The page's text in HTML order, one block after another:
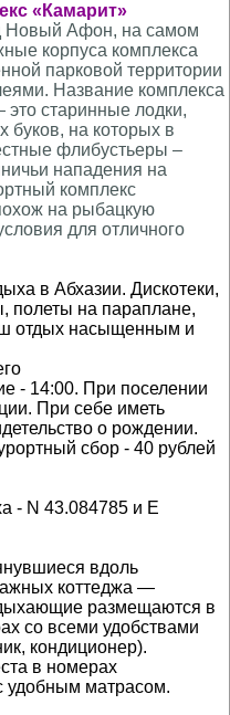
«Камарит»
Новый Афон, на самом
корпуса комплекса
парковой территории
Название комплекса
старинные лодки,
буков, на которых в
флибустьеры –
нападения на
комплекс
на рыбацкую
для отличного
в Абхазии. Дискотеки,
полеты на параплане,
отдых насыщенным и
- 14:00. При поселении
При себе иметь
о рождении.
сбор - 40 рублей
- N 43.084785 и E
вдоль
коттеджа —
размещаются в
со всеми удобствами
кондиционер).
в номерах
удобным матрасом.